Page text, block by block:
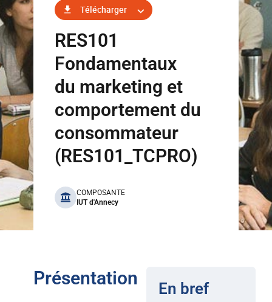
Télécharger
RES101
Fondamentaux
du marketing et
comportement du
consommateur
(RES101_TCPRO)
benefits
COMPOSANTE
IUT d'Annecy
Présentation En bref